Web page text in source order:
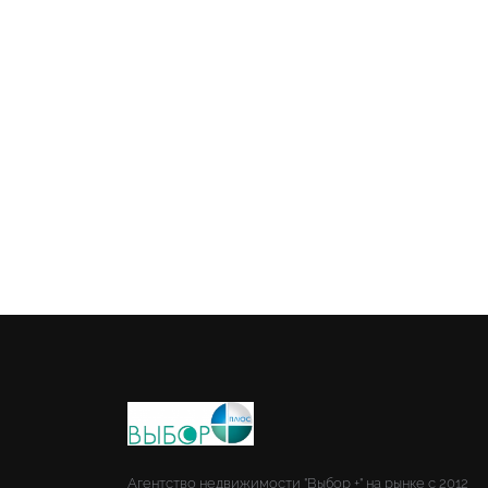
Агентство недвижимости "Выбор +" на рынке с 2012